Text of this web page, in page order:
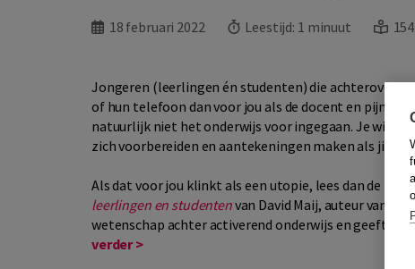
18 februari 2022 Leestijd: 1 minuut
Jongeren (leerlingen én studenten) die
of hun telefoon dan voor jou als de docent en pijnlijke
natuurlijk niet het onderwijs voor ingegaan. Je wilt
zich voorbereiden en aantekeningen maken als jij
Als dat voor jou klinkt als een utopie, lees dan de blog
leerlingen en studentenvan David Maij, auteur van
wetenschap achter activerend onderwijs en geeft
verder >